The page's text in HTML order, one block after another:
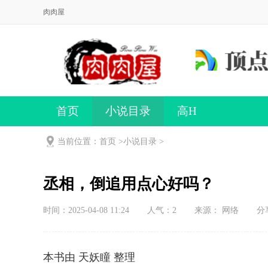
肉肉屋
首页 小说目录 高H
当前位置：首页 >小说目录 >
丞相，倒追用点心好吗？
时间：2025-04-08 11:24 人气： 2 来源： 网络 分
本书由 天妖瞳 整理